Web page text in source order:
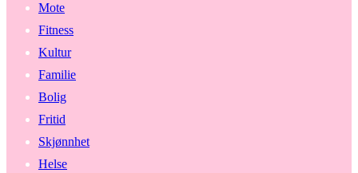
Mote
Fitness
Kultur
Familie
Bolig
Fritid
Skjønnhet
Helse